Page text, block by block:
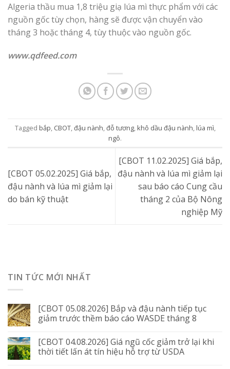
Algeria thầu mua 1,8 triệu giạ lúa mì thực phẩm với các
nguồn gốc tùy chọn, hàng sẽ được vận chuyển vào
tháng 3 hoặc tháng 4, tùy thuộc vào nguồn gốc.
www.qdfeed.com
Tagged bắp, CBOT,đậu nành,đỗ tương, khô dầu đậu nành, lúa mì,
ngô.
[CBOT 05.02.2025] Giá bắp,
đậu nành và lúa mì giảm lại
do bán kỹ thuật
[CBOT 11.02.2025] Giá bắp,
đậu nành và lúa mì giảm lại
sau báo cáo Cung cầu
tháng 2 của Bộ Nông
nghiệp Mỹ
TIN TỨC MỚI NHẤT
[CBOT 05.08.2026] Bắp và đậu nành tiếp tục
giảm trước thềm báo cáo WASDE tháng 8
[CBOT 04.08.2026] Giá ngũ cốc giảm trở lại khi
thời tiết lấn át tín hiệu hỗ trợ từ USDA